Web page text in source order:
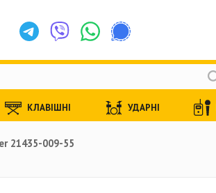
21435-009-55
КЛАВІШНІ УДАРНІ